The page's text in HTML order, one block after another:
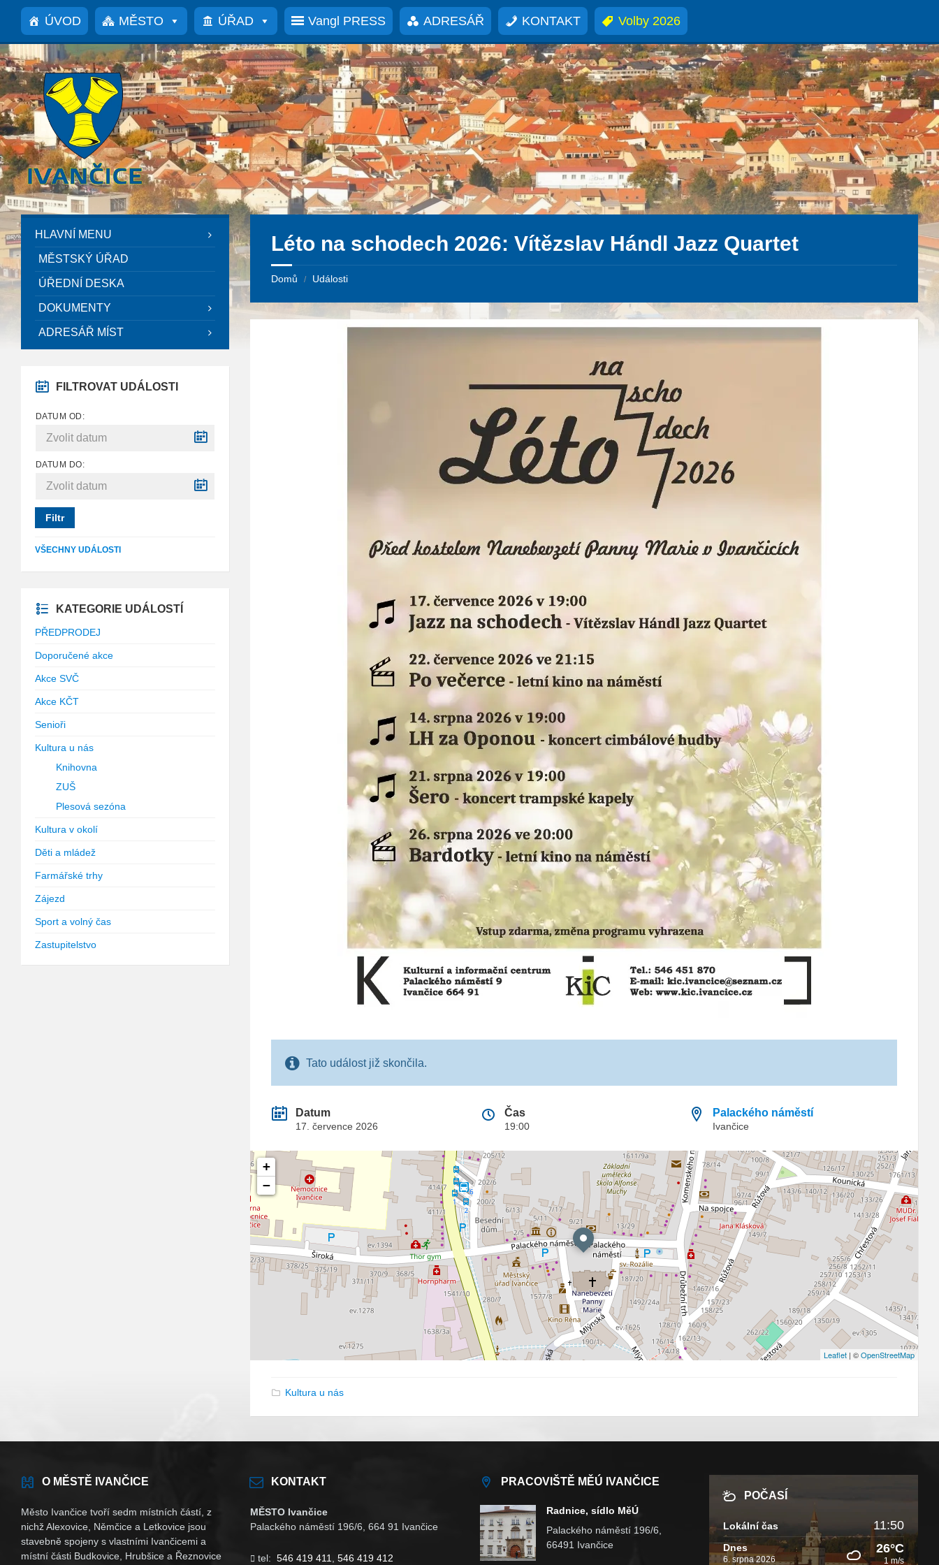
Přeskočit
obsah
Přeskočit
panel
Přeskočit
patičku
ÚVOD MĚSTO ÚŘAD Vangl PRESS ADRESÁŘ KONTAKT Volby 2026
Léto na schodech 2026: Vítězslav Hándl Jazz Quartet
Domů / Události
Tato událost již skončila.
Datum
17. července 2026
Čas
19:00
Palackého náměstí
Ivančice
+
−
Leaflet| ©OpenStreetMap
Kultura u nás
HLAVNÍ MENU
MĚSTSKÝ ÚŘAD
ÚŘEDNÍ DESKA
DOKUMENTY
ADRESÁŘ MÍST
FILTROVAT UDÁLOSTI
DATUM OD:
DATUM DO:
Filtr
VŠECHNY UDÁLOSTI
KATEGORIE UDÁLOSTÍ
PŘEDPRODEJ
Doporučené akce
Akce SVČ
Akce KČT
Senioři
Kultura u nás
Knihovna
ZUŠ
Plesová sezóna
Kultura v okolí
Děti a mládež
Farmářské trhy
Zájezd
Sport a volný čas
Zastupitelstvo
O MĚSTĚ IVANČICE
Město Ivančice tvoří sedm místních částí, z
nichž Alexovice, Němčice a Letkovice jsou
stavebně spojeny s vlastními Ivančicemi a
místní části Budkovice, Hrubšice a Řeznovice
KONTAKT
MĚSTO Ivančice
Palackého náměstí 196/6, 664 91 Ivančice
 tel:546 419 411 ,546 419 412
PRACOVIŠTĚ MĚÚ IVANČICE
Radnice, sídlo MěÚ
Palackého náměstí 196/6,
66491 Ivančice
POČASÍ
Lokální čas 11:50
Dnes
6. srpna 2026
26°C
1 m/s